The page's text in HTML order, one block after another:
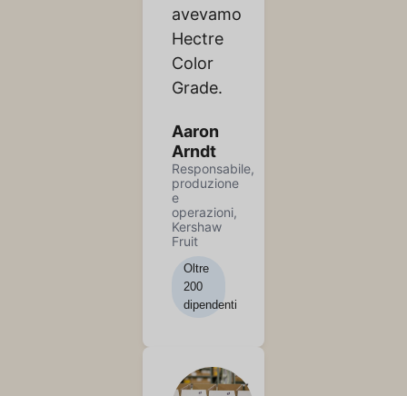
avevamo
Hectre
Color
Grade.
Aaron
Arndt
Responsabile,
produzione
e
operazioni,
Kershaw
Fruit
Oltre
200
dipendenti